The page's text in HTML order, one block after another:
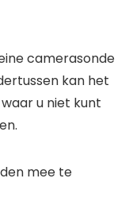
camerasonde
kan het
u niet kunt
mee te